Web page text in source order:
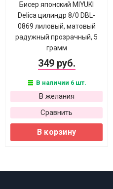
Бисер японский MIYUKI
Delica цилиндр 8/0 DBL-
0869 лиловый, матовый
радужный прозрачный, 5
грамм
349 руб.
В наличии 6 шт.
В желания
Сравнить
В корзину